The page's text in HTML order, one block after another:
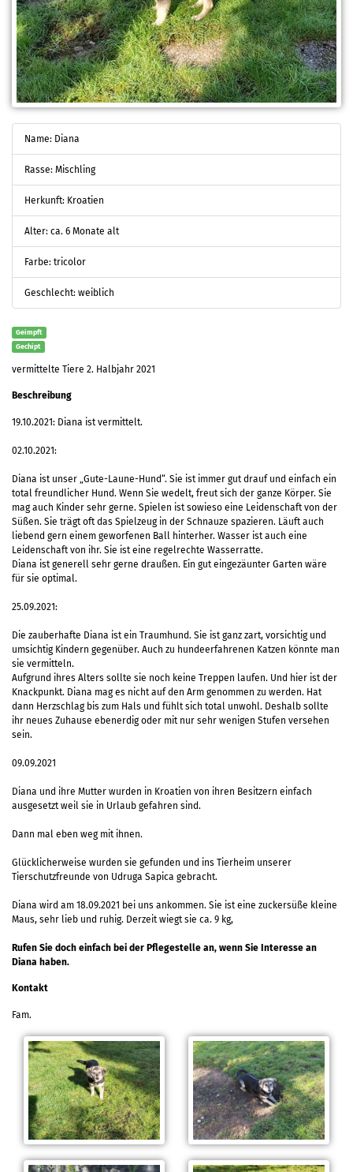
Name: Diana
Rasse: Mischling
Herkunft: Kroatien
Alter: ca. 6 Monate alt
Farbe: tricolor
Geschlecht: weiblich
Geimpft
Gechipt
vermittelte Tiere 2. Halbjahr 2021
Beschreibung
19.10.2021: Diana ist vermittelt.
02.10.2021:
Diana ist unser „Gute-Laune-Hund“. Sie ist immer gut drauf und einfach ein
total freundlicher Hund. Wenn Sie wedelt, freut sich der ganze Körper. Sie
mag auch Kinder sehr gerne. Spielen ist sowieso eine Leidenschaft von der
Süßen. Sie trägt oft das Spielzeug in der Schnauze spazieren. Läuft auch
liebend gern einem geworfenen Ball hinterher. Wasser ist auch eine
Leidenschaft von ihr. Sie ist eine regelrechte Wasserratte.
Diana ist generell sehr gerne draußen. Ein gut eingezäunter Garten wäre
für sie optimal.
25.09.2021:
Die zauberhafte Diana ist ein Traumhund. Sie ist ganz zart, vorsichtig und
umsichtig Kindern gegenüber. Auch zu hundeerfahrenen Katzen könnte man
sie vermitteln.
Aufgrund ihres Alters sollte sie noch keine Treppen laufen. Und hier ist der
Knackpunkt. Diana mag es nicht auf den Arm genommen zu werden. Hat
dann Herzschlag bis zum Hals und fühlt sich total unwohl. Deshalb sollte
ihr neues Zuhause ebenerdig oder mit nur sehr wenigen Stufen versehen
sein.
09.09.2021
Diana und ihre Mutter wurden in Kroatien von ihren Besitzern einfach
ausgesetzt weil sie in Urlaub gefahren sind.
Dann mal eben weg mit ihnen.
Glücklicherweise wurden sie gefunden und ins Tierheim unserer
Tierschutzfreunde von Udruga Sapica gebracht.
Diana wird am 18.09.2021 bei uns ankommen. Sie ist eine zuckersüße kleine
Maus, sehr lieb und ruhig. Derzeit wiegt sie ca. 9 kg,
Rufen Sie doch einfach bei der Pflegestelle an, wenn Sie Interesse an
Diana haben.
Kontakt
Fam.